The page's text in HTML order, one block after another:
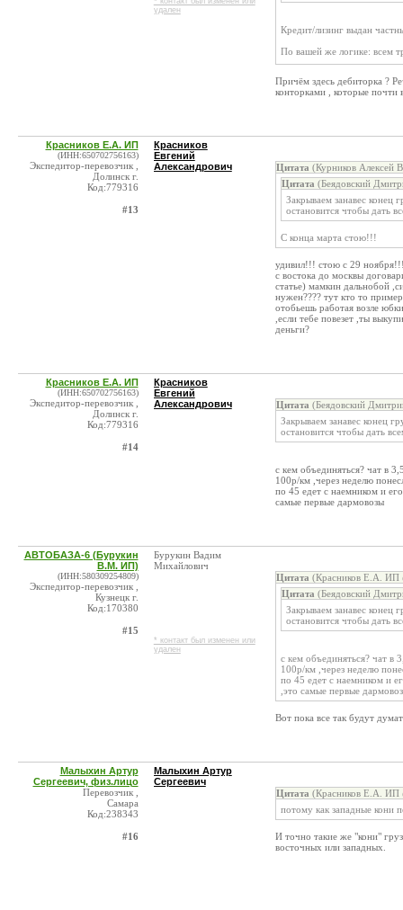
удален
Кредит/лизинг выдан
По вашей же логике: всем
Причём здесь дебиторка ?
конторками , которые почти
Красников Е.А. ИП
(ИНН:650702756163)
Экспедитор-перевозчик ,
Долинск г.
Код:779316
#13
Красников
Евгений
Александрович
Цитата (Курников Алексей
Цитата (Беядовский
Закрываем занавес конец
остановится чтобы дать
С конца марта стою!!!
удивил!!! стою с 29
с востока до москвы
статье) мамкин дальнобой
нужен???? тут кто то
отобьешь работая возле
,если тебе повезет ,ты
деньги?
Красников Е.А. ИП
(ИНН:650702756163)
Экспедитор-перевозчик ,
Долинск г.
Код:779316
#14
Красников
Евгений
Александрович
Цитата (Беядовский
Закрываем занавес конец
остановится чтобы дать
с кем объединяться? чат в
100р/км ,через неделю
по 45 едет с наемником и
самые первые дармовозы
АВТОБАЗА-6 (Бурукин
В.М. ИП)
(ИНН:580309254809)
Экспедитор-перевозчик ,
Кузнецк г.
Код:170380
#15
Бурукин Вадим
Михайлович
* контакт был изменен или
удален
Цитата (Красников Е.А. ИП
Цитата (Беядовский
Закрываем занавес конец
остановится чтобы дать
с кем объединяться? чат
100р/км ,через неделю
по 45 едет с наемником и
,это самые первые
Вот пока все так будут
Малыхин Артур
Сергеевич, физ.лицо
Перевозчик ,
Самара
Код:238343
#16
Малыхин Артур
Сергеевич
Цитата (Красников Е.А. ИП
потому как западные кони
И точно такие же "кони"
восточных или западных.